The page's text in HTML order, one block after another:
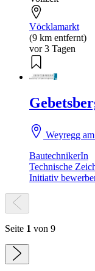
Vöcklamarkt
(9 km entfernt)
vor 3 Tagen
Weyregg
BautechnikerIn
Technische
Initiativ
Seite 1 von 9